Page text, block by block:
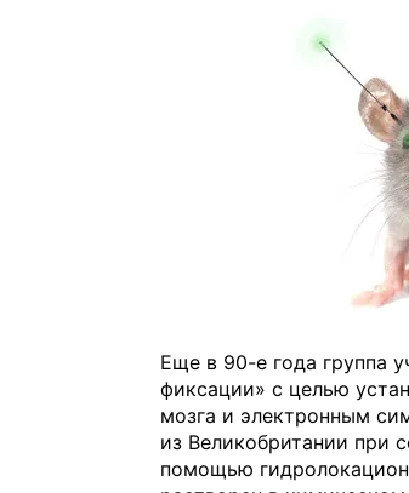
Еще в 90-е года группа
фиксации» с целью
мозга и электронным
из Великобритании при
помощью